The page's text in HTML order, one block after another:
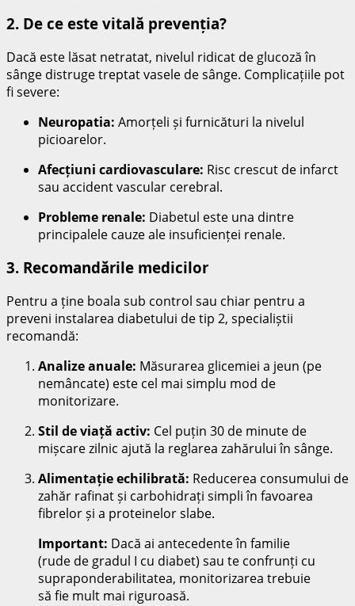
2. De ce este vitală prevenția?
Dacă este lăsat netratat, nivelul ridicat de glucoză în
sânge distruge treptat vasele de sânge. Complicațiile pot
fi severe:
Neuropatia: Amorțeli și furnicături la nivelul
picioarelor.
Afecțiuni cardiovasculare: Risc crescut de infarct
sau accident vascular cerebral.
Probleme renale: Diabetul este una dintre
principalele cauze ale insuficienței renale.
3. Recomandările medicilor
Pentru a ține boala sub control sau chiar pentru a
preveni instalarea diabetului de tip 2, specialiștii
recomandă:
Analize anuale: Măsurarea glicemiei a jeun (pe
nemâncate) este cel mai simplu mod de
monitorizare.
Stil de viață activ: Cel puțin 30 de minute de
mișcare zilnic ajută la reglarea zahărului în sânge.
Alimentație echilibrată: Reducerea consumului de
zahăr rafinat și carbohidrați simpli în favoarea
fibrelor și a proteinelor slabe.
Important: Dacă ai antecedente în familie
(rude de gradul I cu diabet) sau te confrunți cu
supraponderabilitatea, monitorizarea trebuie
să fie mult mai riguroasă.